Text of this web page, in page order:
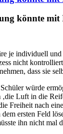
könnte mit
je individuell
nicht
dass sie
würde
Luft in die
Freiheit nach
ersten Feld
ihn nicht mal